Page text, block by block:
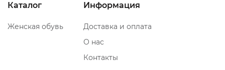
Каталог
Женская обувь
Информация
Доставка и оплата
О нас
Контакты